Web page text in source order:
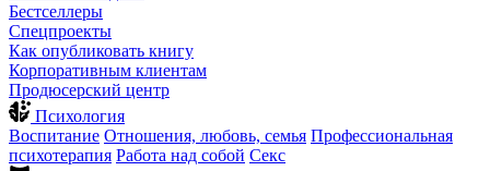
Бестселлеры
Спецпроекты
Как опубликовать книгу
Корпоративным клиентам
Продюсерский центр
Психология
Воспитание Отношения, любовь, семья Профессиональная
психотерапия Работа над собой Секс